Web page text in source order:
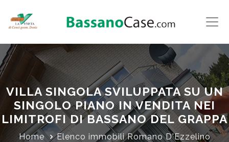
VILLA SINGOLA SVILUPPATA SU UN
SINGOLO PIANO IN VENDITA NEI
LIMITROFI DI BASSANO DEL GRAPPA
Home
Elenco immobili Romano D'Ezzelino